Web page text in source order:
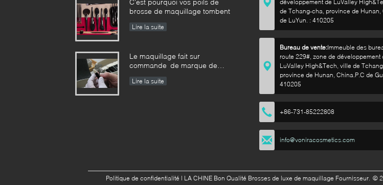
C'est pourquoi vos poils de
brosse de maquillage tombent
Lire la suite
Le maquillage fait sur
commande de marque de
norme d'entreprise de
Lire la suite
développement de LuValley
de Tchang-cha, province de Hunan,
de LuYun. : 410205
Bureau de vente:Immeuble des
route 229#, zone de développement
LuValley High&Tech, ville de
province de Hunan, China.P.C de
410205
+86-731-85222808
info@voniracosmetics.com
Politique de confidentialité | LA CHINE Bon Qualité Brosses de luxe de maquillage Fournisseur. ©